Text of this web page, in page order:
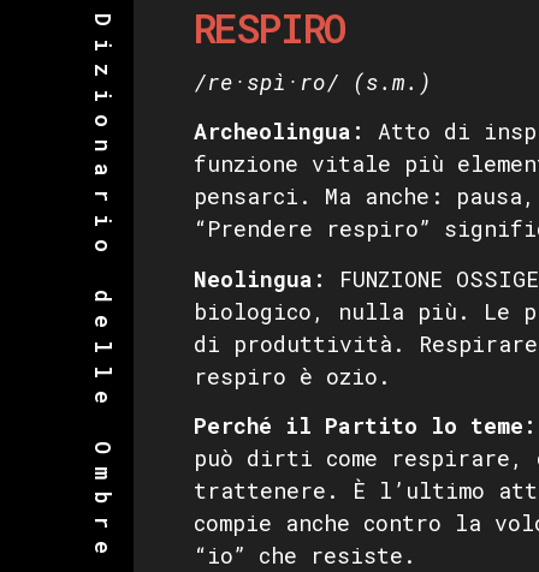
Dizionario delle Ombre RESPIRO
/re·spì·ro/ (s.m.)
Archeolingua:
Atto di
funzione vitale più
pensarci. Ma anche:
“Prendere respiro”
Neolingua:
FUNZIONE
biologico, nulla più. Le
di produttività. Respirare
respiro è ozio.
Perché il Partito lo teme:
può dirti come respirare,
trattenere. È l’ultimo
compie anche contro la
“io” che resiste.